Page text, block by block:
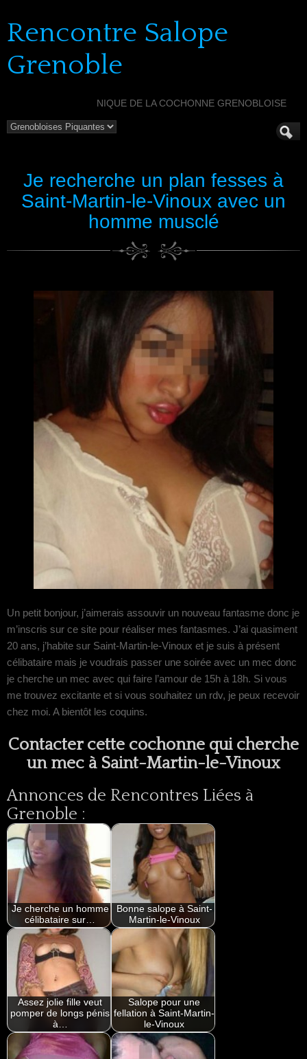
Rencontre Salope
Grenoble
NIQUE DE LA COCHONNE GRENOBLOISE
Je recherche un plan fesses à
Saint-Martin-le-Vinoux avec un
homme musclé
Un petit bonjour, j’aimerais assouvir un nouveau fantasme donc je
m’inscris sur ce site pour réaliser mes fantasmes. J’ai quasiment
20 ans, j’habite sur Saint-Martin-le-Vinoux et je suis à présent
célibataire mais je voudrais passer une soirée avec un mec donc
je cherche un mec avec qui faire l’amour de 15h à 18h. Si vous
me trouvez excitante et si vous souhaitez un rdv, je peux recevoir
chez moi. A bientôt les coquins.
Contacter cette cochonne qui cherche
un mec à Saint-Martin-le-Vinoux
Annonces de Rencontres Liées à
Grenoble :
Je cherche un homme
célibataire sur…
Bonne salope à Saint-
Martin-le-Vinoux
Assez jolie fille veut
pomper de longs pénis
à…
Salope pour une
fellation à Saint-Martin-
le-Vinoux